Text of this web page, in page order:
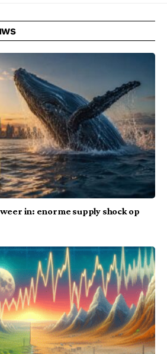
in: enorme supply shock op